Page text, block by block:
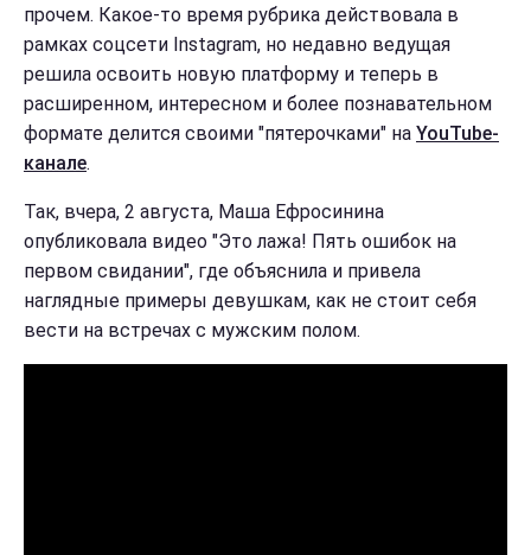
прочем. Какое-то время рубрика действовала в
рамках соцсети Instagram, но недавно ведущая
решила освоить новую платформу и теперь в
расширенном, интересном и более познавательном
формате делится своими "пятерочками" на YouTube-
канале.
Так, вчера, 2 августа, Маша Ефросинина
опубликовала видео "Это лажа! Пять ошибок на
первом свидании", где объяснила и привела
наглядные примеры девушкам, как не стоит себя
вести на встречах с мужским полом.